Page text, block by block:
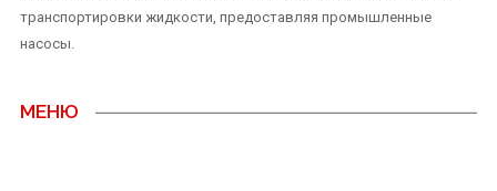
транспортировки жидкости, предоставляя промышленные
насосы.
МЕНЮ